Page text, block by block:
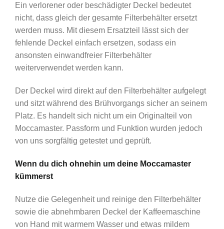
Ein verlorener oder beschädigter Deckel bedeutet
nicht, dass gleich der gesamte Filterbehälter ersetzt
werden muss. Mit diesem Ersatzteil lässt sich der
fehlende Deckel einfach ersetzen, sodass ein
ansonsten einwandfreier Filterbehälter
weiterverwendet werden kann.
Der Deckel wird direkt auf den Filterbehälter aufgelegt
und sitzt während des Brühvorgangs sicher an seinem
Platz. Es handelt sich nicht um ein Originalteil von
Moccamaster. Passform und Funktion wurden jedoch
von uns sorgfältig getestet und geprüft.
Wenn du dich ohnehin um deine Moccamaster
kümmerst
Nutze die Gelegenheit und reinige den Filterbehälter
sowie die abnehmbaren Deckel der Kaffeemaschine
von Hand mit warmem Wasser und etwas mildem